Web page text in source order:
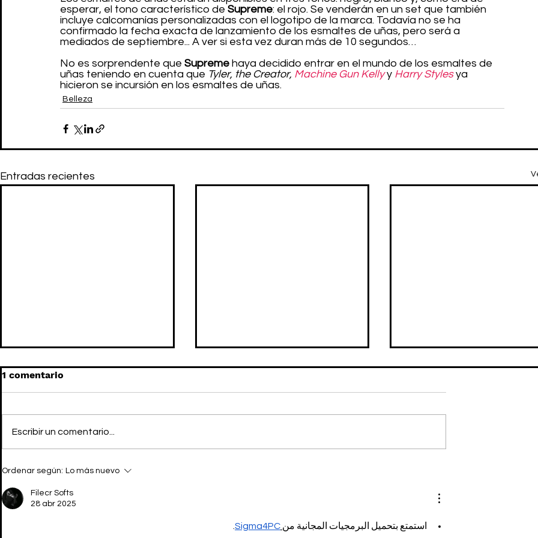
esperar, el tono característico de Supreme: el rojo. Se venderán en un set que también
incluye calcomanías personalizadas con el logotipo de la marca. Todavía no se ha
confirmado la fecha exacta de lanzamiento de los esmaltes de uñas, pero será a
mediados de septiembre... A ver si esta vez duran más de 10 segundos…
No es sorprendente que Supreme haya decidido entrar en el mundo de los esmaltes de
uñas teniendo en cuenta que Tyler, the Creator, Machine Gun Kelly y Harry Styles ya
hicieron se incursión en los esmaltes de uñas.
Belleza
Entradas recientes
total Y2K
1 comentario
Escribir un comentario...
Ordenar según: Lo más nuevo
Filecr Softs
28 abr 2025
استمتع بتحميل البرمجيات المجانية من Sigma4PC